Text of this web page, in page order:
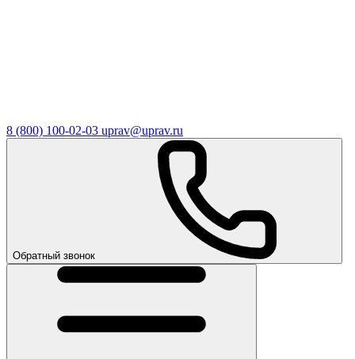
8 (800) 100-02-03 uprav@uprav.ru
Обратный звонок